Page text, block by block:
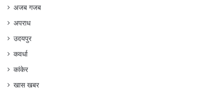
अजब गजब
अपराध
उदयपुर
कवर्धा
कांकेर
खास खबर